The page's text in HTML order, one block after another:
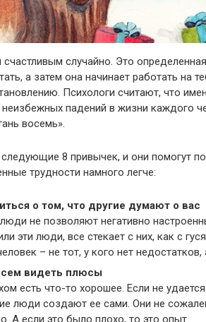
счастливым случайно. Это
а затем она начинает работать на
Психологи считают, что
падений в жизни каждого
восемь».
8 привычек, и они помогут
трудности намного легче:
о том, что другие думают о вас
не позволяют негативно
эти люди, все стекает с них, как с
– не тот, у кого нет недостатков,
видеть плюсы
есть что-то хорошее. Если не
люди создают ее сами. Они не
А если это было плохо, то это опыт.